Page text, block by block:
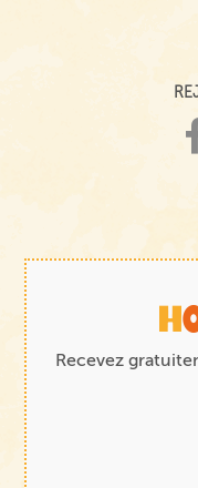
Recevez